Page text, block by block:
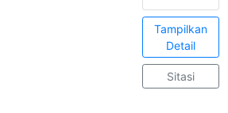
Tampilkan
Detail
Sitasi